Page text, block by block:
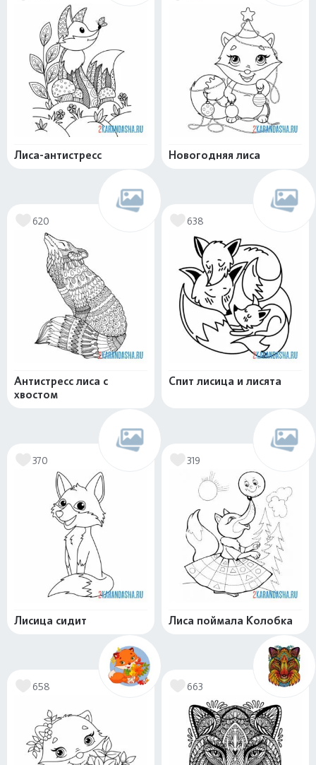
Лиса-антистресс Новогодняя лиса
620
Антистресс лиса с
хвостом
638
Спит лисица и лисята
370
Лисица сидит
319
Лиса поймала Колобка
658 663